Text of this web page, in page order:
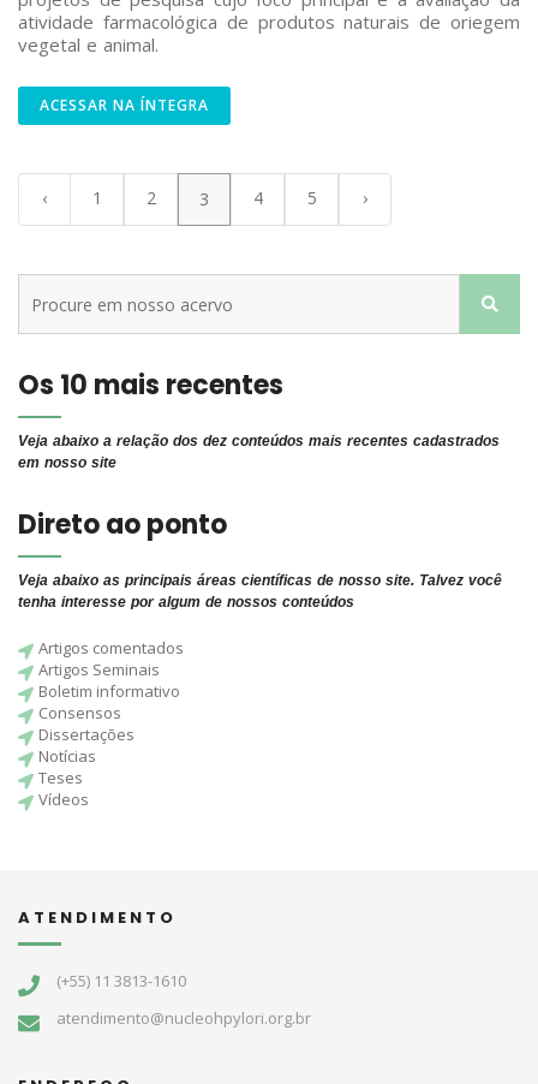
atividade farmacológica de produtos naturais de oriegem
vegetal e animal.
ACESSAR NA ÍNTEGRA
‹ 1 2 3 4 5 ›
Os 10 mais recentes
Veja abaixo a relação dos dez conteúdos mais recentes cadastrados
em nosso site
Direto ao ponto
Veja abaixo as principais áreas científicas de nosso site. Talvez você
tenha interesse por algum de nossos conteúdos
Artigos comentados
Artigos Seminais
Boletim informativo
Consensos
Dissertações
Notícias
Teses
Vídeos
ATENDIMENTO
(+55) 11 3813-1610
atendimento@nucleohpylori.org.br